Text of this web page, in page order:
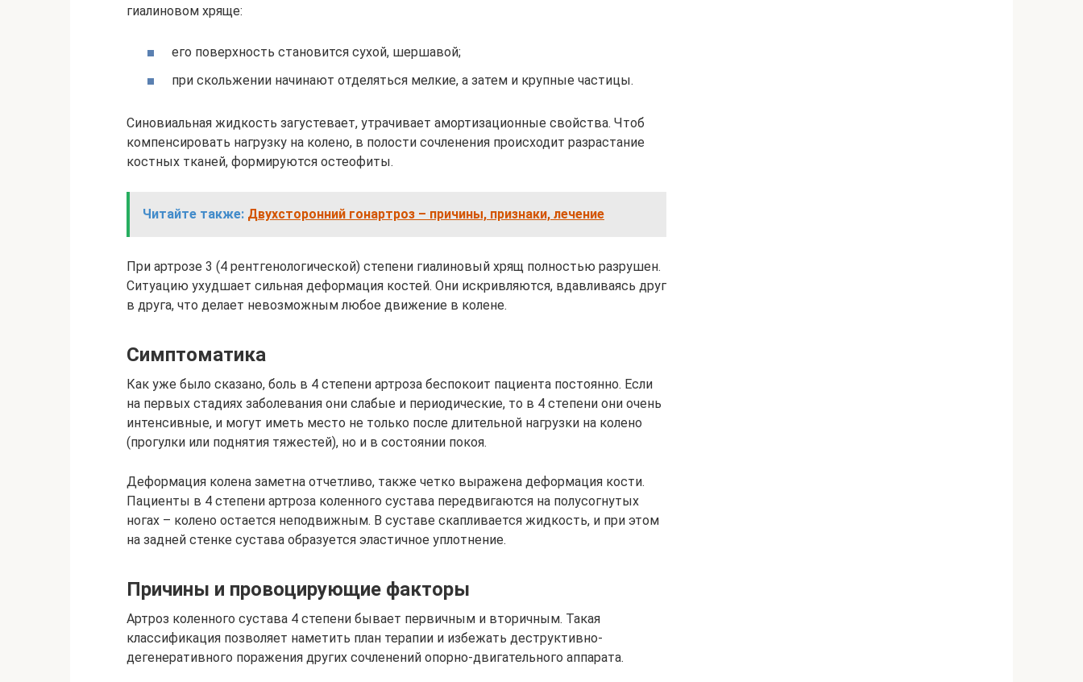
гиалиновом хряще:
его поверхность становится сухой, шершавой;
при скольжении начинают отделяться мелкие, а затем и крупные частицы.
Синовиальная жидкость загустевает, утрачивает амортизационные свойства. Чтоб
компенсировать нагрузку на колено, в полости сочленения происходит разрастание
костных тканей, формируются остеофиты.
Читайте также: Двухсторонний гонартроз – причины, признаки, лечение
При артрозе 3 (4 рентгенологической) степени гиалиновый хрящ полностью разрушен.
Ситуацию ухудшает сильная деформация костей. Они искривляются, вдавливаясь друг
в друга, что делает невозможным любое движение в колене.
Симптоматика
Как уже было сказано, боль в 4 степени артроза беспокоит пациента постоянно. Если
на первых стадиях заболевания они слабые и периодические, то в 4 степени они очень
интенсивные, и могут иметь место не только после длительной нагрузки на колено
(прогулки или поднятия тяжестей), но и в состоянии покоя.
Деформация колена заметна отчетливо, также четко выражена деформация кости.
Пациенты в 4 степени артроза коленного сустава передвигаются на полусогнутых
ногах – колено остается неподвижным. В суставе скапливается жидкость, и при этом
на задней стенке сустава образуется эластичное уплотнение.
Причины и провоцирующие факторы
Артроз коленного сустава 4 степени бывает первичным и вторичным. Такая
классификация позволяет наметить план терапии и избежать деструктивно-
дегенеративного поражения других сочленений опорно-двигательного аппарата.